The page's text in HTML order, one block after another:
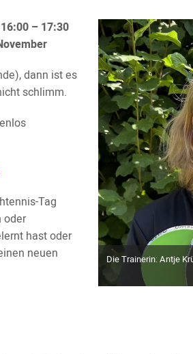
Die Trainerin: Antje
– 17:30
dann ist es
schlimm.
Tag
oder
hast oder
neuen